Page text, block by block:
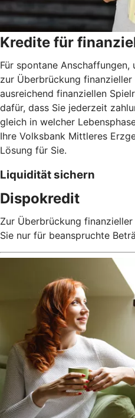
Kredite für
Für spontane
zur Überbrückung finanzieller
ausreichend finanziellen
dafür, dass Sie jederzeit
gleich in welcher
Ihre Volksbank Mittleres
Lösung für Sie.
Liquidität sichern
Dispokredit
Zur Überbrückung
Sie nur für beanspruchte